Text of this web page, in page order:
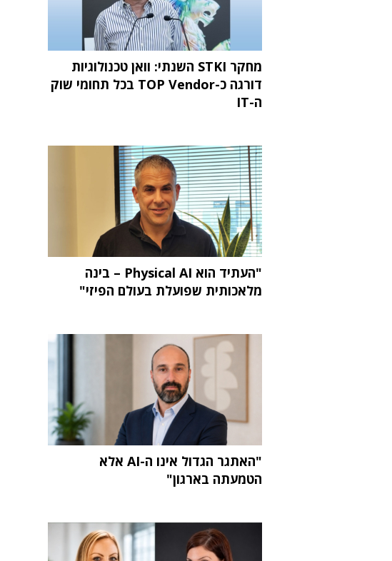
מחקר STKI השנתי: וואן טכנולוגיות
דורגה כ-TOP Vendor בכל תחומי שוק
ה-IT
"העתיד הוא Physical AI – בינה
מלאכותית שפועלת בעולם הפיזי"
"האתגר הגדול אינו ה-AI אלא
הטמעתה בארגון"